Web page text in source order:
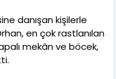
danışan kişilerle
en çok rastlanılan
mekân ve böcek,